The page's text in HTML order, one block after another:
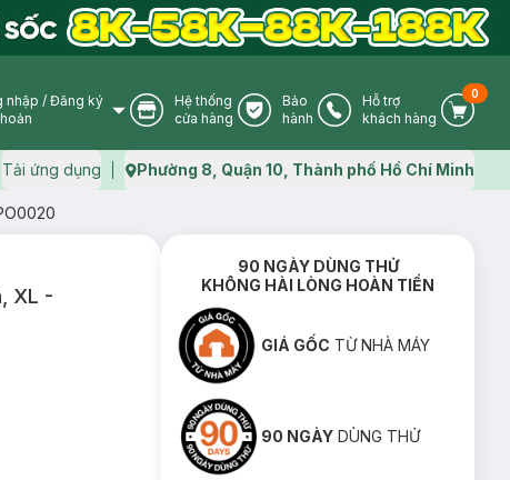
User Icon
nhập / Đăng ký
Store Icon
Hệ thống
cửa hàng
Warranty Icon
Bảo
hành
Phone Icon
Hỗ trợ
khách hàng
Cart
0
Tải ứng dụng Map icon
Phường 8, Quận 10, Thành phố Hồ Chí Minh
XL -
90 NGÀY DÙNG THỬ
KHÔNG HÀI LÒNG HOÀN TIỀN
GIÁ GỐC TỪ NHÀ MÁY
90 NGÀY DÙNG THỬ